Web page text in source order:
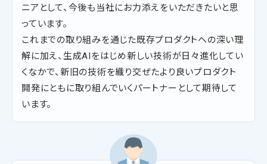
ニアとして、今後も当社にお力添えをいただきたいと思
っています。
これまでの取り組みを通じた既存プロダクトへの深い理
解に加え、生成AIをはじめ新しい技術が日々進化してい
くなかで、新旧の技術を織り交ぜたより良いプロダクト
開発にともに取り組んでいくパートナーとして期待して
います。